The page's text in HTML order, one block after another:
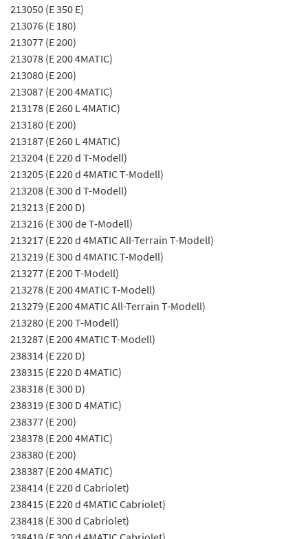
213050 (E 350 E)
213076 (E 180)
213077 (E 200)
213078 (E 200 4MATIC)
213080 (E 200)
213087 (E 200 4MATIC)
213178 (E 260 L 4MATIC)
213180 (E 200)
213187 (E 260 L 4MATIC)
213204 (E 220 d T-Modell)
213205 (E 220 d 4MATIC T-Modell)
213208 (E 300 d T-Modell)
213213 (E 200 D)
213216 (E 300 de T-Modell)
213217 (E 220 d 4MATIC All-Terrain T-Modell)
213219 (E 300 d 4MATIC T-Modell)
213277 (E 200 T-Modell)
213278 (E 200 4MATIC T-Modell)
213279 (E 200 4MATIC All-Terrain T-Modell)
213280 (E 200 T-Modell)
213287 (E 200 4MATIC T-Modell)
238314 (E 220 D)
238315 (E 220 D 4MATIC)
238318 (E 300 D)
238319 (E 300 D 4MATIC)
238377 (E 200)
238378 (E 200 4MATIC)
238380 (E 200)
238387 (E 200 4MATIC)
238414 (E 220 d Cabriolet)
238415 (E 220 d 4MATIC Cabriolet)
238418 (E 300 d Cabriolet)